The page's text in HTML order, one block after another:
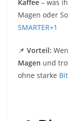
Kaffee – was
Magen oder
SMARTER+1
📌 Vorteil:
Magen und
ohne starke